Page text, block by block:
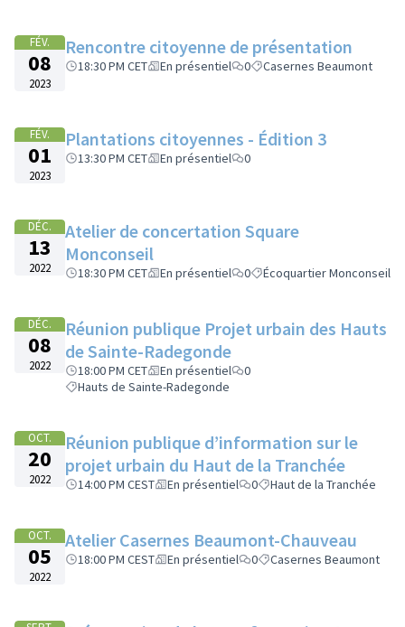
FÉV.
08
2023
Rencontre citoyenne de présentation
18:30 PM CET En présentiel 0 Casernes Beaumont
FÉV.
01
2023
Plantations citoyennes - Édition 3
13:30 PM CET En présentiel 0
DÉC.
13
2022
Atelier de concertation Square
Monconseil
18:30 PM CET En présentiel 0 Écoquartier Monconseil
DÉC.
08
2022
Réunion publique Projet urbain des Hauts
de Sainte-Radegonde
18:00 PM CET En présentiel
0
Hauts de Sainte-Radegonde
OCT.
20
2022
Réunion publique d’information sur le
projet urbain du Haut de la Tranchée
14:00 PM CEST En présentiel 0 Haut de la Tranchée
OCT.
05
2022
Atelier Casernes Beaumont-Chauveau
18:00 PM CEST En présentiel 0 Casernes Beaumont